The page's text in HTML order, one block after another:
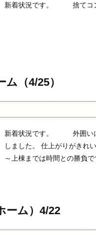
新着状況です。 捨てコン
（4/25）
新着状況です。 外囲いに
しました。 仕上がりがきれ
～上棟までは時間との勝負で
ーム）4/22